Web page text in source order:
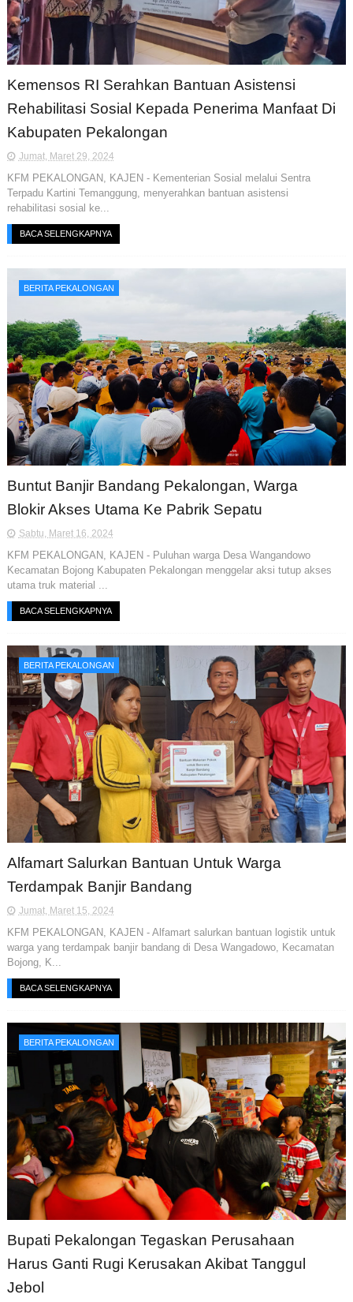
Kemensos RI Serahkan Bantuan Asistensi
Rehabilitasi Sosial Kepada Penerima Manfaat Di
Kabupaten Pekalongan
Jumat, Maret 29, 2024
KFM PEKALONGAN, KAJEN - Kementerian Sosial melalui Sentra
Terpadu Kartini Temanggung, menyerahkan bantuan asistensi
rehabilitasi sosial ke...
BACA SELENGKAPNYA
BERITA PEKALONGAN
Buntut Banjir Bandang Pekalongan, Warga
Blokir Akses Utama Ke Pabrik Sepatu
Sabtu, Maret 16, 2024
KFM PEKALONGAN, KAJEN - Puluhan warga Desa Wangandowo
Kecamatan Bojong Kabupaten Pekalongan menggelar aksi tutup akses
utama truk material ...
BACA SELENGKAPNYA
BERITA PEKALONGAN
Alfamart Salurkan Bantuan Untuk Warga
Terdampak Banjir Bandang
Jumat, Maret 15, 2024
KFM PEKALONGAN, KAJEN - Alfamart salurkan bantuan logistik untuk
warga yang terdampak banjir bandang di Desa Wangadowo, Kecamatan
Bojong, K...
BACA SELENGKAPNYA
BERITA PEKALONGAN
Bupati Pekalongan Tegaskan Perusahaan
Harus Ganti Rugi Kerusakan Akibat Tanggul
Jebol